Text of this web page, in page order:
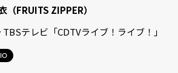
（FRUITS ZIPPER）
TBSテレビ「CDTVライブ！ライブ！」